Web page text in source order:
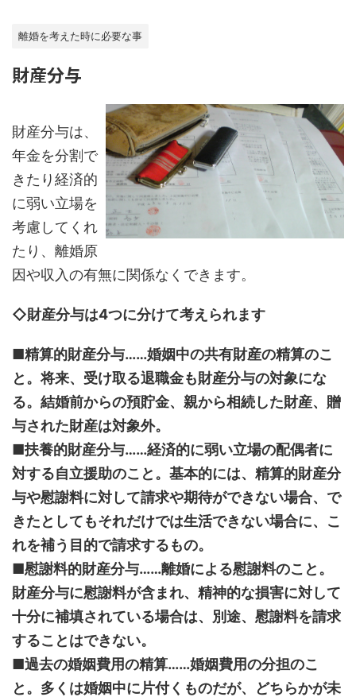
離婚を考えた時に必要な事
財産分与
財産分与は、
年金を分割で
きたり経済的
に弱い立場を
考慮してくれ
たり、離婚原
因や収入の有無に関係なくできます。
◇財産分与は4つに分けて考えられます
■精算的財産分与……婚姻中の共有財産の精算のこ
と。 将来、受け取る退職金も財産分与の対象にな
る。結婚前からの預貯金、親から相続した財産、贈
与された財産は対象外。
■扶養的財産分与……経済的に弱い立場の配偶者に
対する自立援助のこと。基本的には、精算的財産分
与や慰謝料に対して請求や期待ができない場合、で
きたとしてもそれだけでは生活できない場合に、こ
れを補う目的で請求するもの。
■慰謝料的財産分与……離婚による慰謝料のこと。
財産分与に慰謝料が含まれ、精神的な損害に対して
十分に補填されている場合は、別途、慰謝料を請求
することはできない。
■過去の婚姻費用の精算……婚姻費用の分担のこ
と。多くは婚姻中に片付くものだが、どちらかが未